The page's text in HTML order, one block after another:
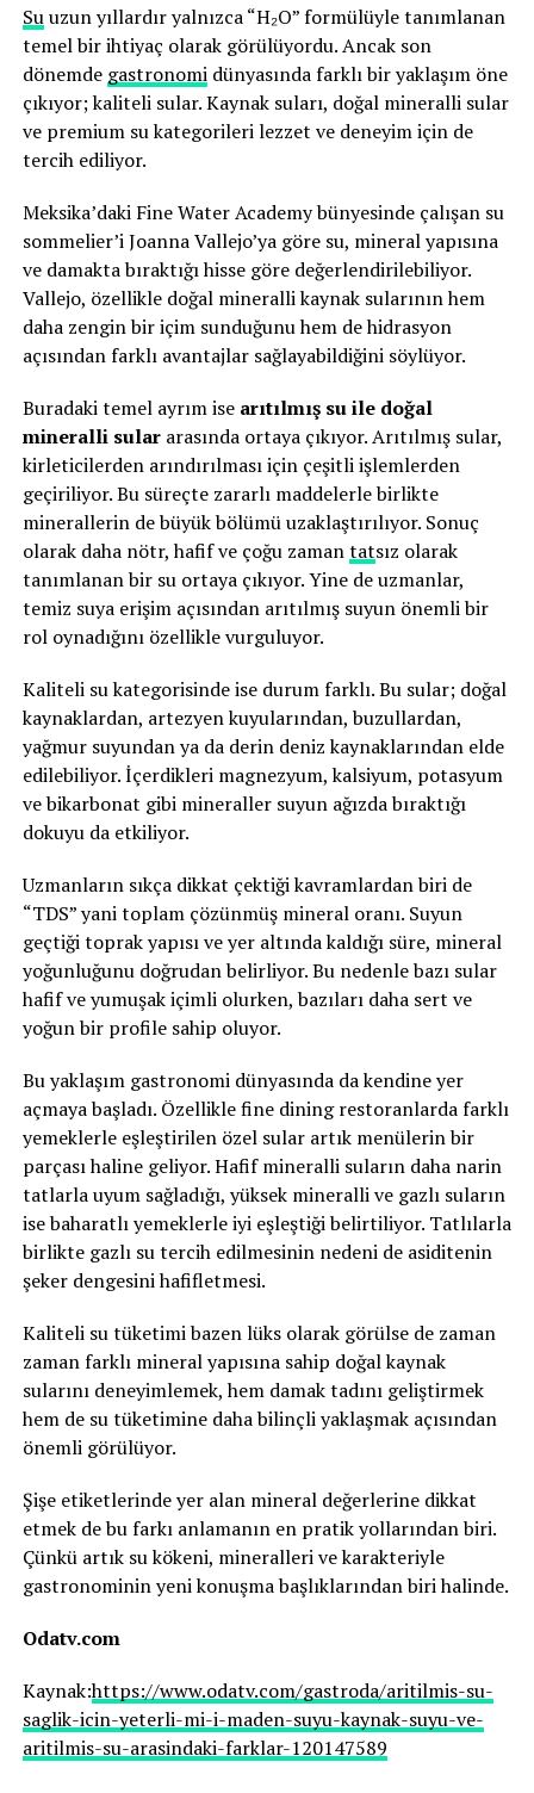
Suuzun yıllardır yalnızca “H₂O” formülüyle tanımlanan
temel bir ihtiyaç olarak görülüyordu. Ancak son
dönemde gastronomidünyasında farklı bir yaklaşım öne
çıkıyor; kaliteli sular. Kaynak suları, doğal mineralli sular
ve premium su kategorileri lezzet ve deneyim için de
tercih ediliyor.
Meksika’daki Fine Water Academy bünyesinde çalışan su
sommelier’i Joanna Vallejo’ya göre su, mineral yapısına
ve damakta bıraktığı hisse göre değerlendirilebiliyor.
Vallejo, özellikle doğal mineralli kaynak sularının hem
daha zengin bir içim sunduğunu hem de hidrasyon
açısından farklı avantajlar sağlayabildiğini söylüyor.
Buradaki temel ayrım ise arıtılmış su ile doğal
mineralli sulararasında ortaya çıkıyor. Arıtılmış sular,
kirleticilerden arındırılması için çeşitli işlemlerden
geçiriliyor. Bu süreçte zararlı maddelerle birlikte
minerallerin de büyük bölümü uzaklaştırılıyor. Sonuç
olarak daha nötr, hafif ve çoğu zamantatsız olarak
tanımlanan bir su ortaya çıkıyor. Yine de uzmanlar,
temiz suya erişim açısından arıtılmış suyun önemli bir
rol oynadığını özellikle vurguluyor.
Kaliteli su kategorisinde ise durum farklı. Bu sular; doğal
kaynaklardan, artezyen kuyularından, buzullardan,
yağmur suyundan ya da derin deniz kaynaklarından elde
edilebiliyor. İçerdikleri magnezyum, kalsiyum, potasyum
ve bikarbonat gibi mineraller suyun ağızda bıraktığı
dokuyu da etkiliyor.
Uzmanların sıkça dikkat çektiği kavramlardan biri de
“TDS” yani toplam çözünmüş mineral oranı. Suyun
geçtiği toprak yapısı ve yer altında kaldığı süre, mineral
yoğunluğunu doğrudan belirliyor. Bu nedenle bazı sular
hafif ve yumuşak içimli olurken, bazıları daha sert ve
yoğun bir profile sahip oluyor.
Bu yaklaşım gastronomi dünyasında da kendine yer
açmaya başladı. Özellikle fine dining restoranlarda farklı
yemeklerle eşleştirilen özel sular artık menülerin bir
parçası haline geliyor. Hafif mineralli suların daha narin
tatlarla uyum sağladığı, yüksek mineralli ve gazlı suların
ise baharatlı yemeklerle iyi eşleştiği belirtiliyor. Tatlılarla
birlikte gazlı su tercih edilmesinin nedeni de asiditenin
şeker dengesini hafifletmesi.
Kaliteli su tüketimi bazen lüks olarak görülse de zaman
zaman farklı mineral yapısına sahip doğal kaynak
sularını deneyimlemek, hem damak tadını geliştirmek
hem de su tüketimine daha bilinçli yaklaşmak açısından
önemli görülüyor.
Şişe etiketlerinde yer alan mineral değerlerine dikkat
etmek de bu farkı anlamanın en pratik yollarından biri.
Çünkü artık su kökeni, mineralleri ve karakteriyle
gastronominin yeni konuşma başlıklarından biri halinde.
Odatv.com
Kaynak:https://www.odatv.com/gastroda/aritilmis-su-
saglik-icin-yeterli-mi-i-maden-suyu-kaynak-suyu-ve-
aritilmis-su-arasindaki-farklar-120147589